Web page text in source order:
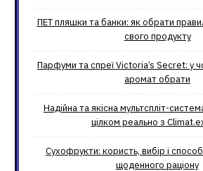
ПЕТ пляшки та банки: як обрати
свого продукту
Парфуми та спреї Victoria’s Secret: у
аромат обрати
Надійна та якісна мультспліт-
цілком реально з
Сухофрукти: користь, вибір і
щоденного раціону